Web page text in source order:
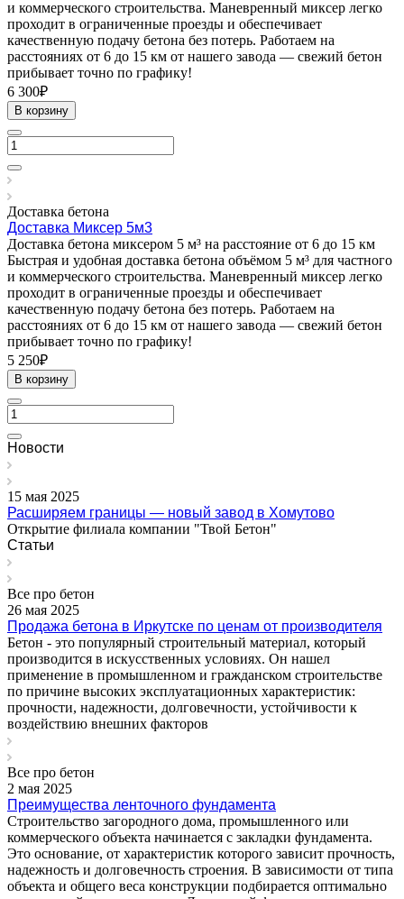
и коммерческого строительства. Маневренный миксер легко
проходит в ограниченные проезды и обеспечивает
качественную подачу бетона без потерь. Работаем на
расстояниях от 6 до 15 км от нашего завода — свежий бетон
прибывает точно по графику!
6 300₽
В корзину
Доставка бетона
Доставка Миксер 5м3
Доставка бетона миксером 5 м³ на расстояние от 6 до 15 км
Быстрая и удобная доставка бетона объёмом 5 м³ для частного
и коммерческого строительства. Маневренный миксер легко
проходит в ограниченные проезды и обеспечивает
качественную подачу бетона без потерь. Работаем на
расстояниях от 6 до 15 км от нашего завода — свежий бетон
прибывает точно по графику!
5 250₽
В корзину
Новости
15 мая 2025
Расширяем границы — новый завод в Хомутово
Открытие филиала компании "Твой Бетон"
Статьи
Все про бетон
26 мая 2025
Продажа бетона в Иркутске по ценам от производителя
Бетон - это популярный строительный материал, который
производится в искусственных условиях. Он нашел
применение в промышленном и гражданском строительстве
по причине высоких эксплуатационных характеристик:
прочности, надежности, долговечности, устойчивости к
воздействию внешних факторов
Все про бетон
2 мая 2025
Преимущества ленточного фундамента
Строительство загородного дома, промышленного или
коммерческого объекта начинается с закладки фундамента.
Это основание, от характеристик которого зависит прочность,
надежность и долговечность строения. В зависимости от типа
объекта и общего веса конструкции подбирается оптимально